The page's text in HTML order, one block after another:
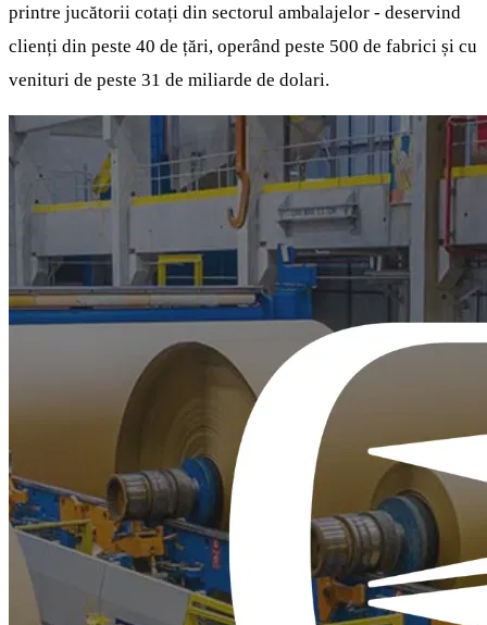
printre jucătorii cotați din sectorul ambalajelor - deservind
clienți din peste 40 de țări, operând peste 500 de fabrici și cu
venituri de peste 31 de miliarde de dolari.